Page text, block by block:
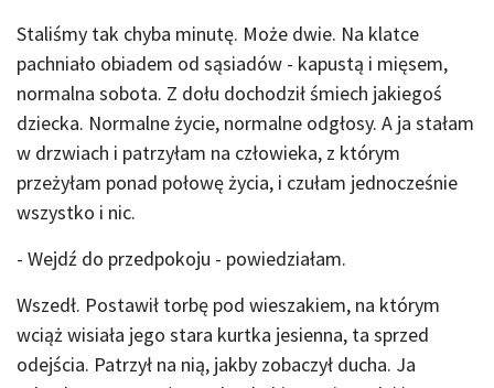
Staliśmy tak chyba minutę. Może dwie. Na klatce
pachniało obiadem od sąsiadów - kapustą i mięsem,
normalna sobota. Z dołu dochodził śmiech jakiegoś
dziecka. Normalne życie, normalne odgłosy. A ja stałam
w drzwiach i patrzyłam na człowieka, z którym
przeżyłam ponad połowę życia, i czułam jednocześnie
wszystko i nic.
- Wejdź do przedpokoju - powiedziałam.
Wszedł. Postawił torbę pod wieszakiem, na którym
wciąż wisiała jego stara kurtka jesienna, ta sprzed
odejścia. Patrzył na nią, jakby zobaczył ducha. Ja